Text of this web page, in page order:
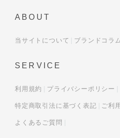
ABOUT
当サイトについて ブランドコラ
SERVICE
利用規約 プライバシーポリシー
特定商取引法に基づく表記 ご利
よくあるご質問